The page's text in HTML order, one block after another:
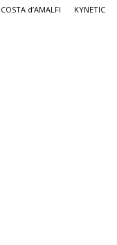
COSTA d’AMALFI KYNETIC